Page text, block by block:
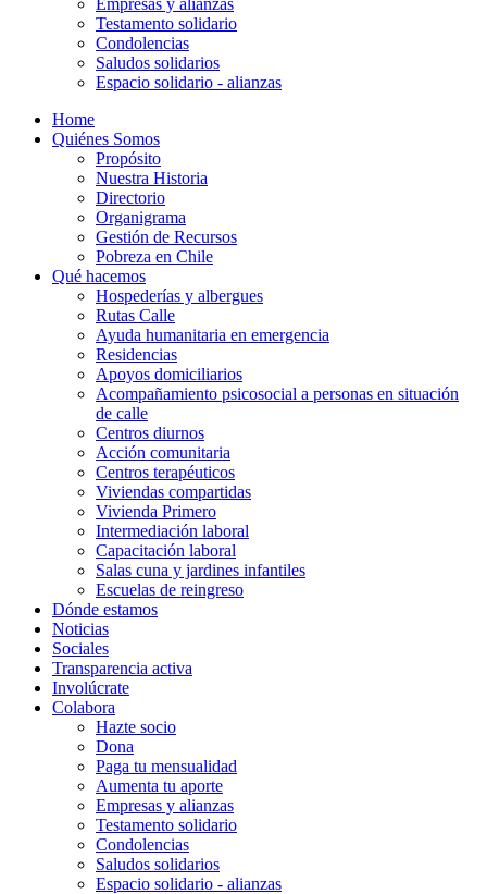
Empresas y alianzas
Testamento solidario
Condolencias
Saludos solidarios
Espacio solidario - alianzas
Home
Quiénes Somos
Propósito
Nuestra Historia
Directorio
Organigrama
Gestión de Recursos
Pobreza en Chile
Qué hacemos
Hospederías y albergues
Rutas Calle
Ayuda humanitaria en emergencia
Residencias
Apoyos domiciliarios
Acompañamiento psicosocial a personas en situación
de calle
Centros diurnos
Acción comunitaria
Centros terapéuticos
Viviendas compartidas
Vivienda Primero
Intermediación laboral
Capacitación laboral
Salas cuna y jardines infantiles
Escuelas de reingreso
Dónde estamos
Noticias
Sociales
Transparencia activa
Involúcrate
Colabora
Hazte socio
Dona
Paga tu mensualidad
Aumenta tu aporte
Empresas y alianzas
Testamento solidario
Condolencias
Saludos solidarios
Espacio solidario - alianzas